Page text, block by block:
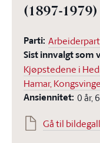
(1897-1979)
Parti:
Sist innvalgt som
Kjøpstedene i
Hamar,
Ansiennitet: 0 år,
Gå til